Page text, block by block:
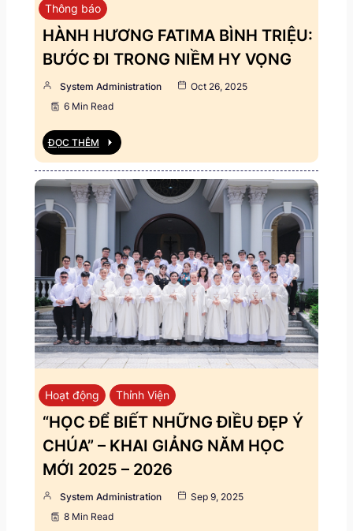
Thông báo
HÀNH HƯƠNG FATIMA BÌNH TRIỆU:
BƯỚC ĐI TRONG NIỀM HY VỌNG
System Administration
Oct 26, 2025
6 Min Read
ĐỌC THÊM
Hoạt động Thỉnh Viện
“HỌC ĐỂ BIẾT NHỮNG ĐIỀU ĐẸP Ý
CHÚA” – KHAI GIẢNG NĂM HỌC
MỚI 2025 – 2026
System Administration
Sep 9, 2025
8 Min Read